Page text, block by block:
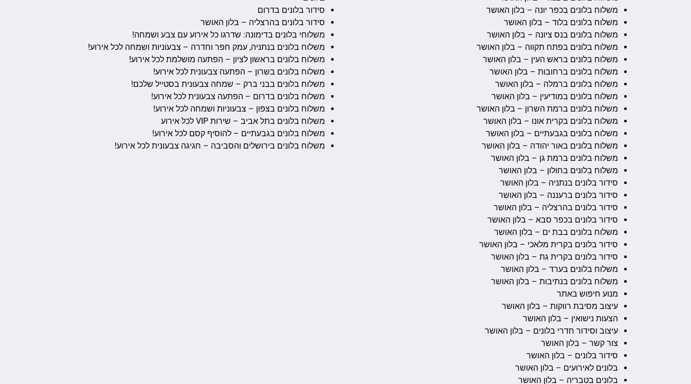
משלוח בלונים בכפר יונה – בלון האושר
משלוח בלונים בלוד – בלון האושר
משלוח בלונים בנס ציונה – בלון האושר
משלוח בלונים בפתח תקווה – בלון האושר
משלוח בלונים בראש העין – בלון האושר
משלוח בלונים ברחובות – בלון האושר
משלוח בלונים ברמלה – בלון האושר
משלוח בלונים במודיעין – בלון האושר
משלוח בלונים ברמת השרון – בלון האושר
משלוח בלונים בקרית אונו – בלון האושר
משלוח בלונים בגבעתיים – בלון האושר
משלוח בלונים באור יהודה – בלון האושר
משלוח בלונים ברמת גן – בלון האושר
משלוח בלונים בחולון – בלון האושר
סידור בלונים בנתניה – בלון האושר
סידור בלונים ברעננה – בלון האושר
סידור בלונים בהרצליה – בלון האושר
סידור בלונים בכפר סבא – בלון האושר
משלוח בלונים בבת ים – בלון האושר
סידור בלונים בקרית מלאכי – בלון האושר
סידור בלונים בקרית גת – בלון האושר
משלוח בלונים בערד – בלון האושר
משלוח בלונים בנתיבות – בלון האושר
מנוע חיפוש באתר
עיצוב מסיבת רווקות – בלון האושר
הצעות נישואין – בלון האושר
עיצוב וסידור חדרי בלונים – בלון האושר
צור קשר – בלון האושר
סידור בלונים – בלון האושר
בלונים לאירועים – בלון האושר
בלונים בטבריה – בלון האושר
סידור בלונים בדרום
סידור בלונים בהרצליה – בלון האושר
משלוחי בלונים בדימונה: שדרגו כל אירוע עם צבע ושמחה!
משלוח בלונים בנתניה, עמק חפר וחדרה – צבעוניות ושמחה לכל אירוע!
משלוח בלונים בראשון לציון – הפתעה מושלמת לכל אירוע!
משלוח בלונים בשרון – הפתעה צבעונית לכל אירוע!
משלוח בלונים בבני ברק – שמחה צבעונית בסטייל שלכם!
משלוח בלונים בדרום – הפתעה צבעונית לכל אירוע!
משלוח בלונים בצפון – צבעוניות ושמחה לכל אירוע!
משלוח בלונים בתל אביב – שירות VIP לכל אירוע
משלוח בלונים בגבעתיים – להוסיף קסם לכל אירוע!
משלוח בלונים בירושלים והסביבה – חגיגה צבעונית לכל אירוע!